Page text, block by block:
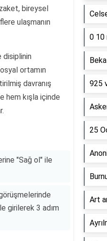
bireysel
ulaşmanın
disiplinin
ortamın
davranış
hem kışla içinde
"Sağ ol" ile
girilerek 3 adım
0 10
925
25
Art